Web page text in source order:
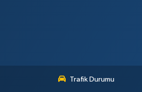
Trafik Durumu